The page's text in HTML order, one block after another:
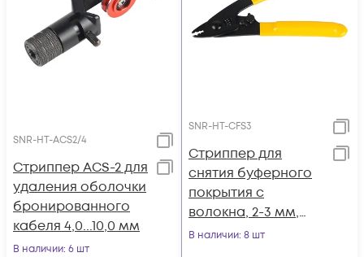
SNR-HT-ACS2/4
Стриппер ACS-2 для
удаления оболочки
бронированного
кабеля 4,0...10,0 мм
В наличии: 6 шт
SNR-HT-CFS3
Стриппер для
снятия буферного
покрытия с
волокна, 2-3 мм,
900мкм, 250мкм,
В наличии: 8 шт